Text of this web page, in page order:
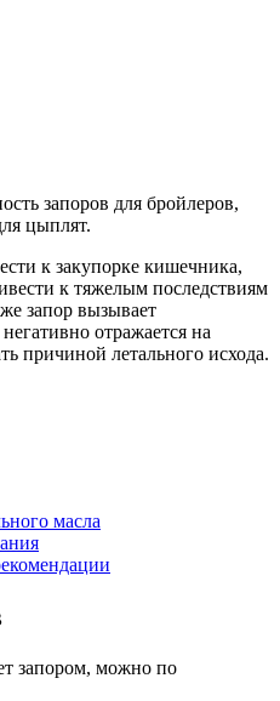
запоров для бройлеров,
цыплят.
к закупорке кишечника,
к тяжелым последствиям
запор вызывает
отражается на
причиной летального исхода.
масла
запором, можно по